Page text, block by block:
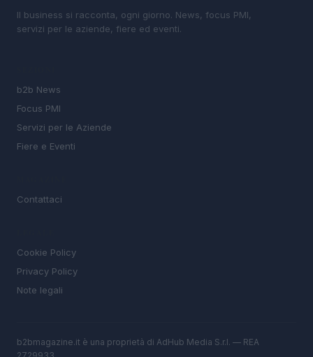
Il business si racconta, ogni giorno. News, focus PMI,
servizi per le aziende, fiere ed eventi.
b2b News
Focus PMI
Servizi per le Aziende
Fiere e Eventi
Contattaci
Cookie Policy
Privacy Policy
Note legali
b2bmagazine.it è una proprietà di AdHub Media S.r.l. — REA